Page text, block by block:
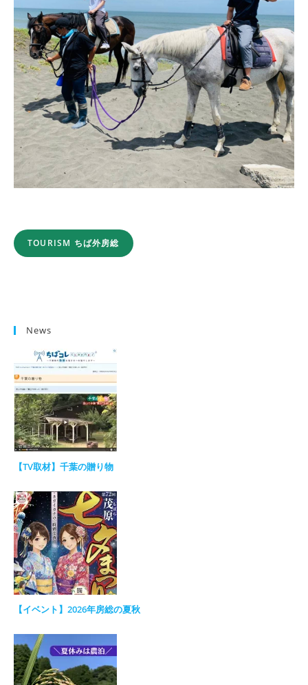
TOURISM ちば外房総
News
【TV取材】千葉の贈り物
【イベント】2026年房総の夏秋